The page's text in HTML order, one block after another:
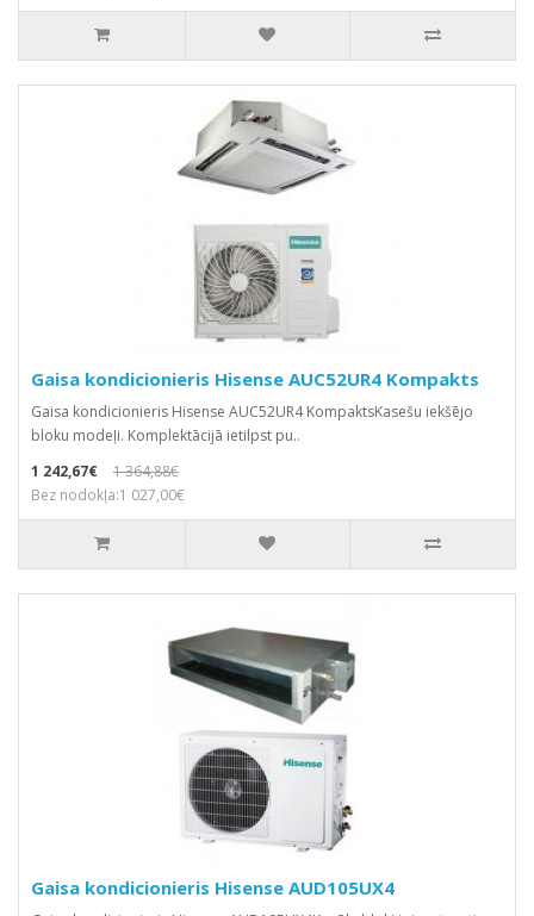
Gaisa kondicionieris Hisense AUC52UR4 Kompakts
Gaisa kondicionieris Hisense AUC52UR4 KompaktsKasešu iekšējo
bloku modeļi. Komplektācijā ietilpst pu..
1 242,67€
1 364,88€
Bez nodokļa:1 027,00€
Gaisa kondicionieris Hisense AUD105UX4